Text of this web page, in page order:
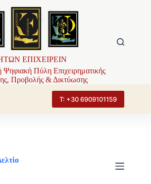
ΕΠΙΧΕΙΡΕΙΝ
Ψηφιακή Πύλη Επιχειρηματικής
Προβολής & Δικτύωσης
Τ: +30 6909101159